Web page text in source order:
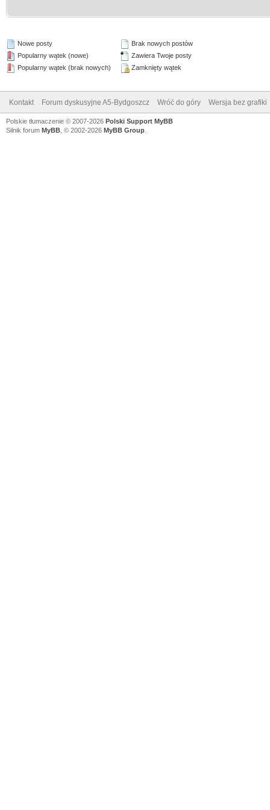
Nowe posty
Popularny wątek (nowe)
Popularny wątek (brak nowych)
Brak nowych postów
Zawiera Twoje posty
Zamknięty wątek
Kontakt Forum dyskusyjne A5-Bydgoszcz Wróć do góry Wersja bez grafiki
Polskie tłumaczenie © 2007-2026 Polski Support MyBB
Silnik forum MyBB , © 2002-2026 MyBB Group